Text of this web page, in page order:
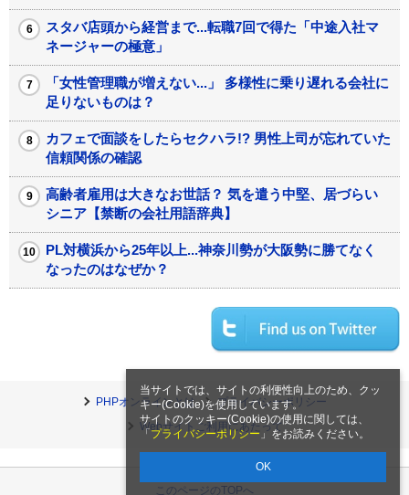
当サイトでは、サイトの利便性向上のため、クッ
キー(Cookie)を使用しています。
サイトのクッキー(Cookie)の使用に関しては、
「 プライバシーポリシー 」をお読みください。
OK
スタバ店頭から経営まで...転職7回で得た「中途入社マ
ネージャーの極意」
「女性管理職が増えない...」 多様性に乗り遅れる会社に
足りないものは？
カフェで面談をしたらセクハラ!? 男性上司が忘れていた
信頼関係の確認
高齢者雇用は大きなお世話？ 気を遣う中堅、居づらい
シニア【禁断の会社用語辞典】
PL対横浜から25年以上...神奈川勢が大阪勢に勝てなく
なったのはなぜか？
PHPオンラインとは
プライバシーポリシー
Webサイトご利用にあたって
このページのTOPへ